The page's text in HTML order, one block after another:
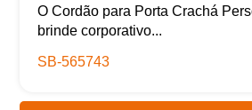
O Cordão para Porta Crachá
brinde corporativo...
SB-565743